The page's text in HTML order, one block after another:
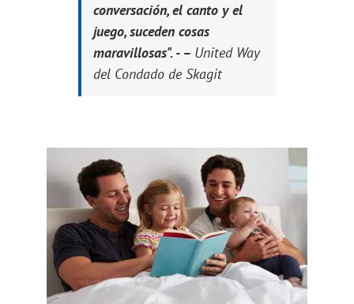
conversación, el canto y el
juego, suceden cosas
maravillosas". - – United Way
del Condado de Skagit